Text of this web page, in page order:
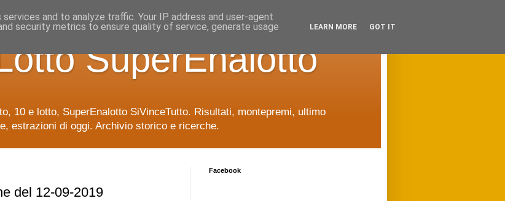
SuperEnalotto
10 e lotto, SuperEnalotto SiVinceTutto. Risultati, montepremi, ultimo
estrazioni di oggi. Archivio storico e ricerche.
del 12-09-2019
Facebook
and to analyze traffic. Your IP address and user-agent
security metrics to ensure quality of service, generate usage
LEARN MORE GOT IT